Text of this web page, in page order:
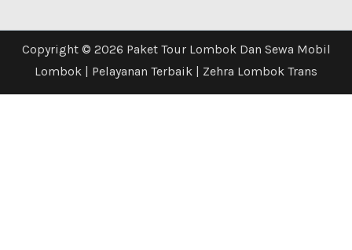
Copyright © 2026 Paket Tour Lombok Dan Sewa Mobil
Lombok | Pelayanan Terbaik | Zehra Lombok Trans